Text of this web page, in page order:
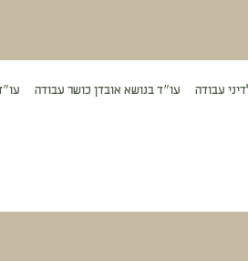
עבודה עו״ד בנושא אובדן כושר עבודה